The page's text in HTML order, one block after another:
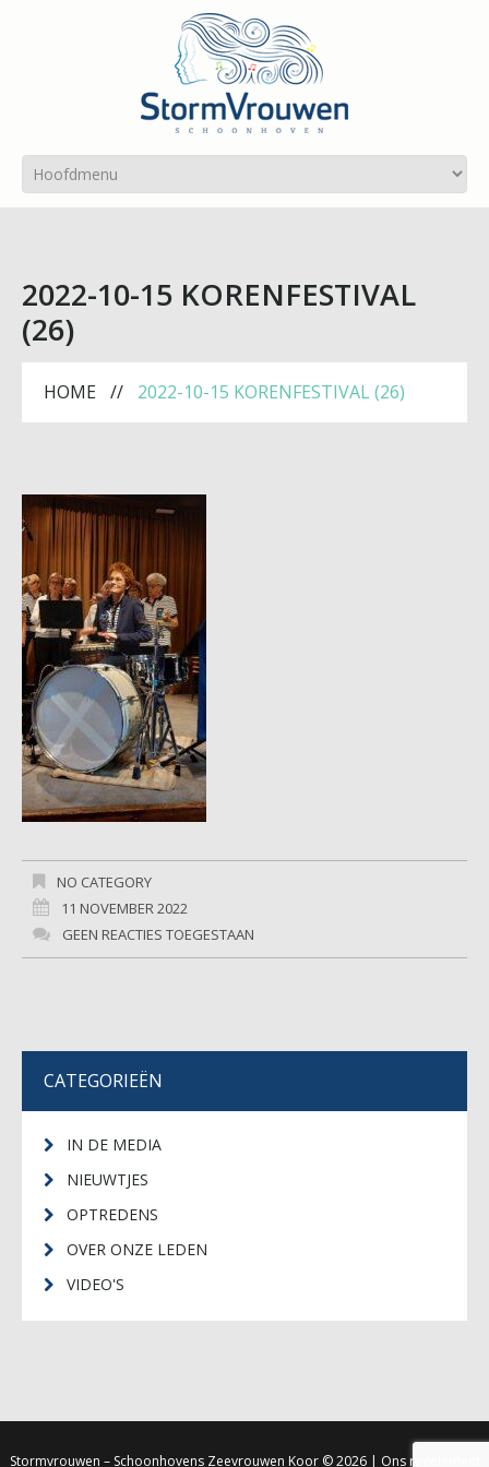
2022-10-15 KORENFESTIVAL
(26)
HOME 2022-10-15 KORENFESTIVAL (26)
NO CATEGORY
11 NOVEMBER 2022
GEEN REACTIES TOEGESTAAN
CATEGORIEËN
IN DE MEDIA
NIEUWTJES
OPTREDENS
OVER ONZE LEDEN
VIDEO'S
Stormvrouwen – Schoonhovens Zeevrouwen Koor© 2026 | Ons regelement